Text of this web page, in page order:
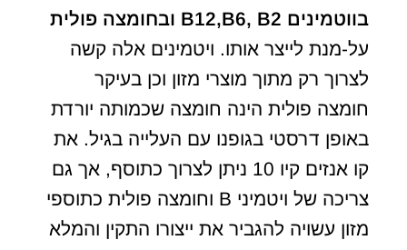
בווטמינים B12,B6, B2 ובחומצה פולית
על-מנת לייצר אותו. ויטמינים אלה קשה
לצרוך רק מתוך מוצרי מזון וכן בעיקר
חומצה פולית הינה חומצה שכמותה יורדת
באופן דרסטי בגופנו עם העלייה בגיל. את
קו אנזים קיו 10 ניתן לצרוך כתוסף, אך גם
צריכה של ויטמיני B וחומצה פולית כתוספי
מזון עשויה להגביר את ייצורו התקין והמלא